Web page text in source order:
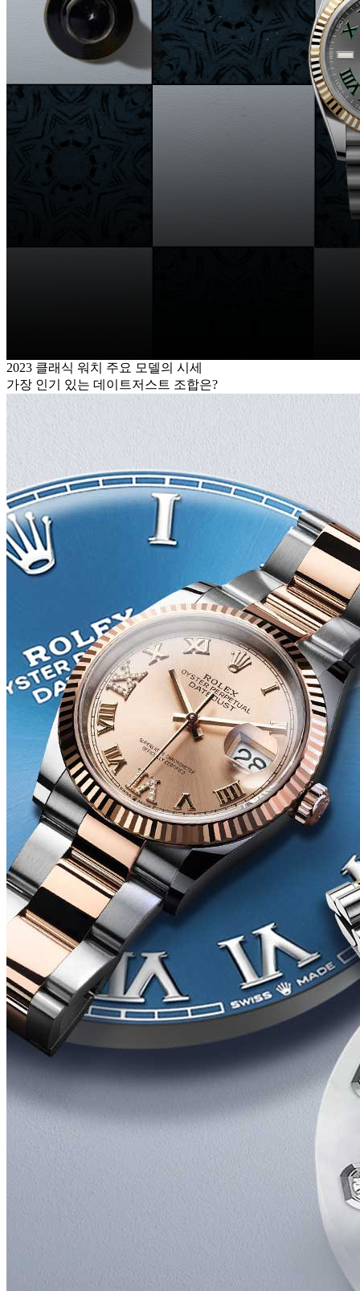
2023 클래식 워치 주요 모델의 시세
가장 인기 있는 데이트저스트 조합은?